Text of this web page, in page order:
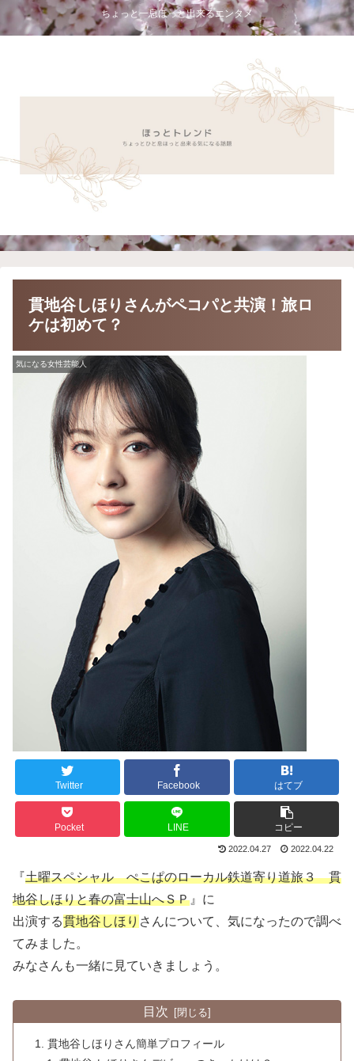
ちょっと一息ほっと出来るエンタメ
貫地谷しほりさんがペコパと共演！旅ロ
ケは初めて？
気になる女性芸能人
Twitter Facebook はてブ
Pocket LINE コピー
2022.04.27 2022.04.22
『土曜スペシャル ぺこぱのローカル鉄道寄り道旅３ 貫
地谷しほりと春の富士山へＳＰ 』に
出演する貫地谷しほり さんについて、気になったので調べ
てみました。
みなさんも一緒に見ていきましょう。
目次
貫地谷しほりさん簡単プロフィール